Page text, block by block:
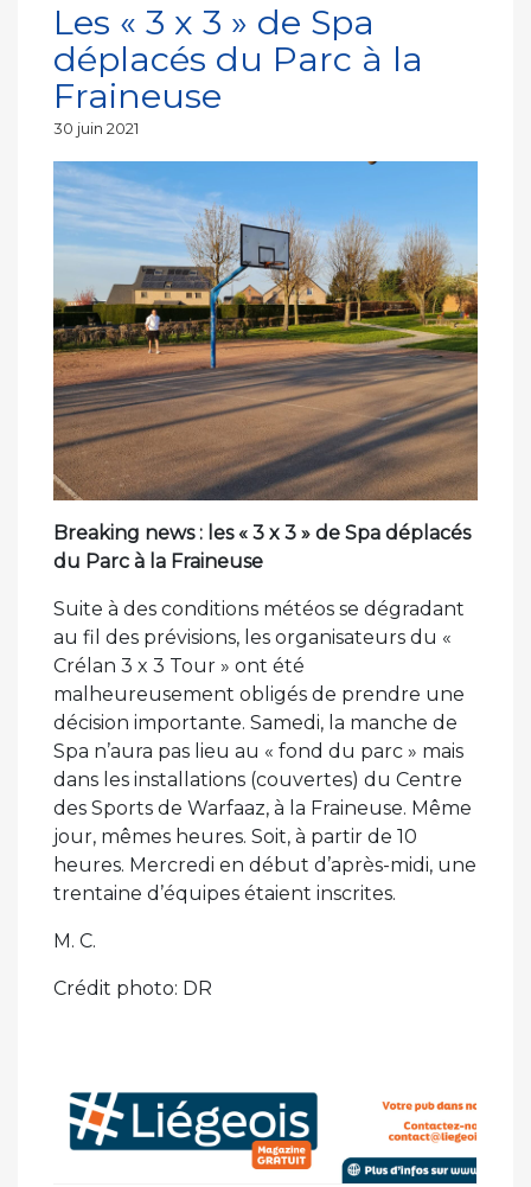
Les « 3 x 3 » de Spa
déplacés du Parc à la
Fraineuse
Publié
30 juin 2021
Breaking news : les « 3 x 3 » de Spa déplacés
du Parc à la Fraineuse
Suite à des conditions météos se dégradant
au fil des prévisions, les organisateurs du «
Crélan 3 x 3 Tour » ont été
malheureusement obligés de prendre une
décision importante. Samedi, la manche de
Spa n’aura pas lieu au « fond du parc » mais
dans les installations (couvertes) du Centre
des Sports de Warfaaz, à la Fraineuse. Même
jour, mêmes heures. Soit, à partir de 10
heures. Mercredi en début d’après-midi, une
trentaine d’équipes étaient inscrites.
M. C.
Crédit photo: DR